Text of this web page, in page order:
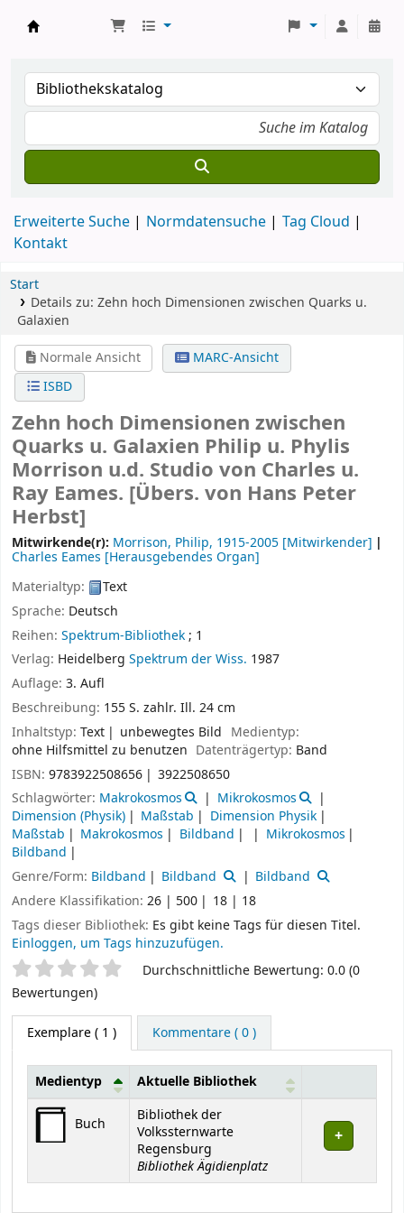
Erweiterte Suche Normdatensuche
Tag Cloud
Kontakt
Start
Details zu: Zehn hoch Dimensionen zwischen Quarks u.
Galaxien
Normale Ansicht
MARC-Ansicht
ISBD
Zehn hoch Dimensionen zwischen
Quarks u. Galaxien Philip u. Phylis
Morrison u.d. Studio von Charles u.
Ray Eames. [Übers. von Hans Peter
Herbst]
Mitwirkende(r): Morrison, Philip, 1915-2005 [Mitwirkender]
Charles Eames [Herausgebendes Organ]
Materialtyp:
Text
Sprache: Deutsch
Reihen: Spektrum-Bibliothek; 1
Verlag: Heidelberg Spektrum der Wiss. 1987
Auflage: 3. Aufl
Beschreibung: 155 S. zahlr. Ill. 24 cm
Inhaltstyp: Text unbewegtes Bild Medientyp:
ohne Hilfsmittel zu benutzen Datenträgertyp: Band
ISBN: 9783922508656
3922508650
Schlagwörter: Makrokosmos
Mikrokosmos
Dimension (Physik)
Maßstab
Dimension Physik
Maßstab
Makrokosmos Bildband
Mikrokosmos
Bildband
Genre/Form: Bildband Bildband
Bildband
Andere Klassifikation: 26 | 500
18 | 18
Tags dieser Bibliothek: Es gibt keine Tags für diesen Titel.
Einloggen, um Tags hinzuzufügen.
SternchenbewertungDurchschnittliche Bewertung: 0.0 (0
Bewertungen)
Exemplare( 1 ) Kommentare ( 0 )
Exemplare
Medientyp Aktuelle Bibliothek
Buch
Bibliothek der
Volkssternwarte
Regensburg
Bibliothek Ägidienplatz